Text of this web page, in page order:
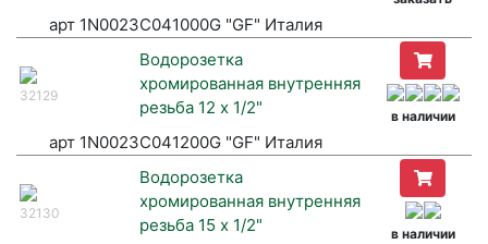
арт 1N0023C041000G "GF" Италия
32129
Водорозетка
хромированная внутренняя
резьба 12 х 1/2"
в наличии
арт 1N0023C041200G "GF" Италия
32130
Водорозетка
хромированная внутренняя
резьба 15 х 1/2"
в наличии